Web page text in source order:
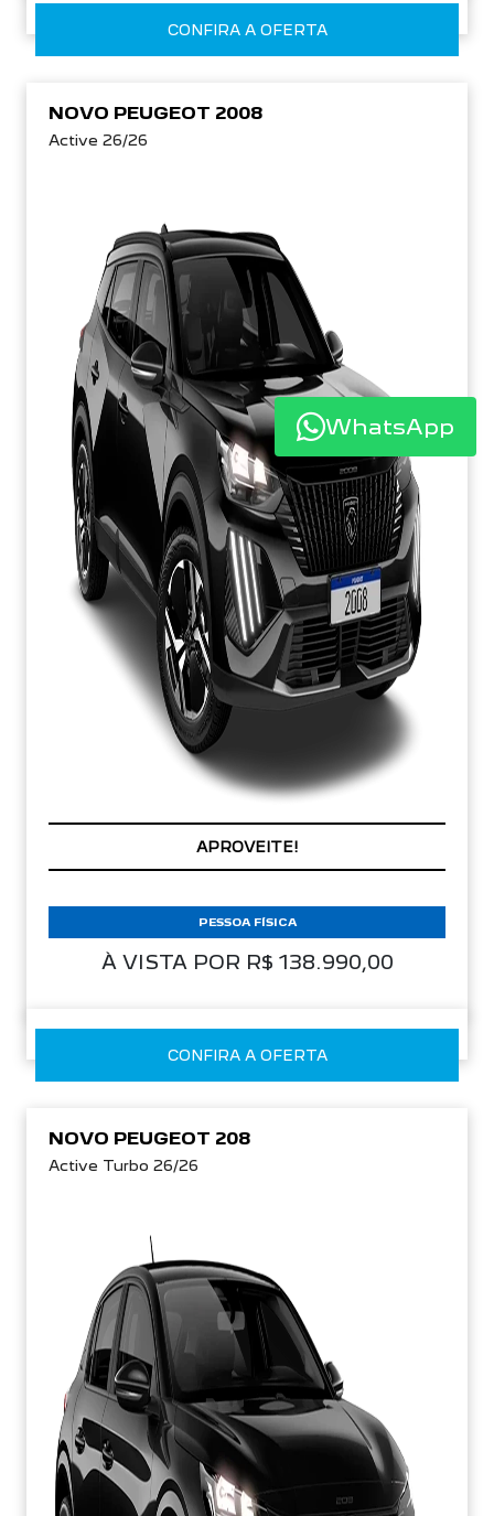
CONFIRA A OFERTA
NOVO PEUGEOT 2008
Active 26/26
APROVEITE!
À VISTA POR R$ 138.990,00
PESSOA FÍSICA
CONFIRA A OFERTA
NOVO PEUGEOT 208
Active Turbo 26/26
WhatsApp